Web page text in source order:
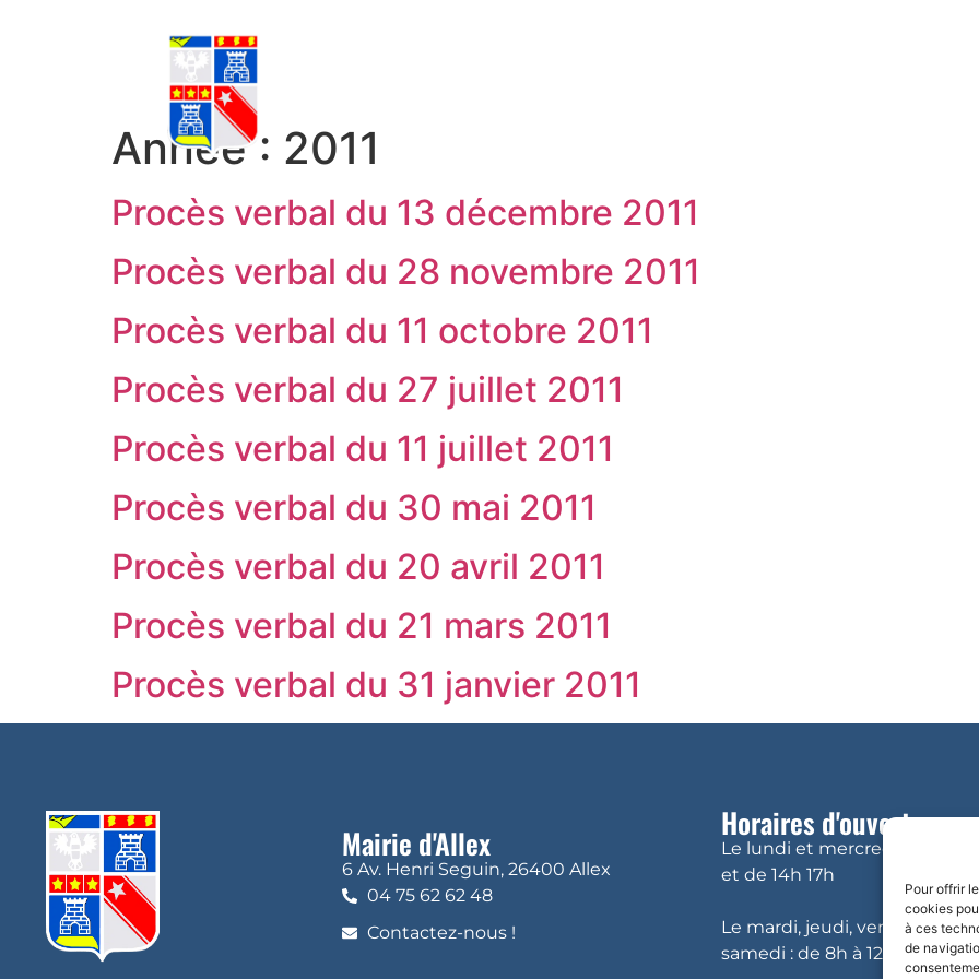
Pour offrir
cookies
à ces
de
Année : 2011
Procès verbal du 13 décembre 2011
Procès verbal du 28 novembre 2011
Procès verbal du 11 octobre 2011
Procès verbal du 27 juillet 2011
Procès verbal du 11 juillet 2011
Procès verbal du 30 mai 2011
Procès verbal du 20 avril 2011
Procès verbal du 21 mars 2011
Procès verbal du 31 janvier 2011
Mairie d'Allex
6 Av. Henri Seguin, 26400 Allex
04 75 62 62 48
Contactez-nous !
Horaires d'ouvertue
Le lundi et mercredi : de 8h à
et de 14h 17h
Le mardi, jeudi, vendredi et
samedi : de 8h à 12h